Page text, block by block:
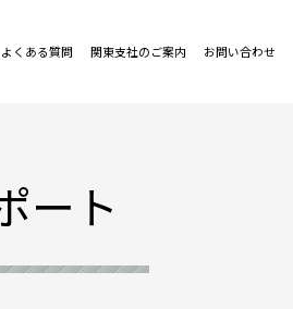
よくある質問 関東支社のご案内 お問い合わせ
ート